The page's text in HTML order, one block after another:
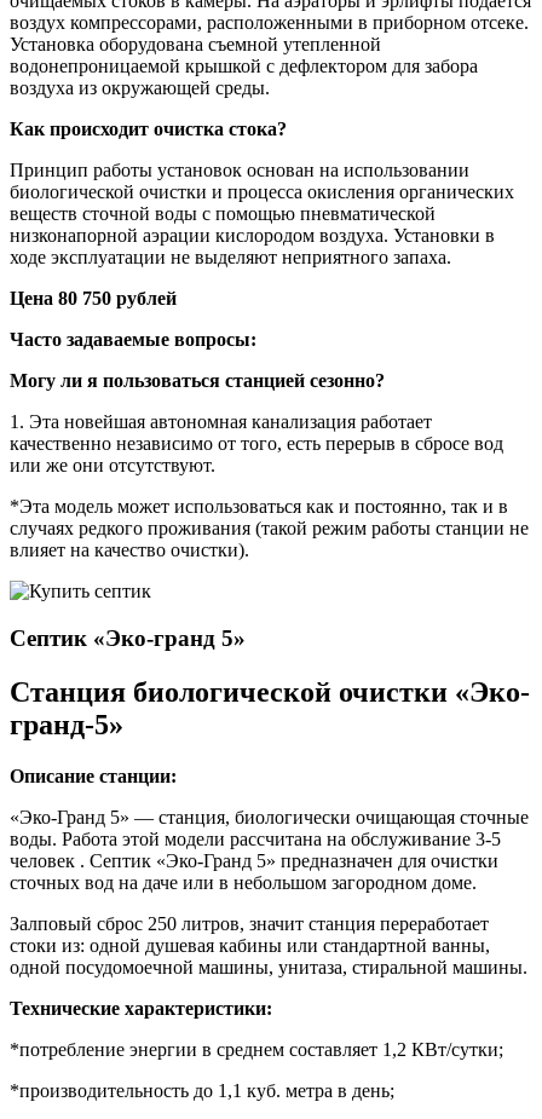
воздух компрессорами, расположенными в приборном отсеке.
Установка оборудована съемной утепленной
водонепроницаемой крышкой с дефлектором для забора
воздуха из окружающей среды.
Как происходит очистка стока?
Принцип работы установок основан на использовании
биологической очистки и процесса окисления органических
веществ сточной воды с помощью пневматической
низконапорной аэрации кислородом воздуха. Установки в
ходе эксплуатации не выделяют неприятного запаха.
Цена 80 750 рублей
Часто задаваемые вопросы:
Могу ли я пользоваться станцией сезонно?
1. Эта новейшая автономная канализация работает
качественно независимо от того, есть перерыв в сбросе вод
или же они отсутствуют.
*Эта модель может использоваться как и постоянно, так и в
случаях редкого проживания (такой режим работы станции не
влияет на качество очистки).
Септик «Эко-гранд 5»
Станция биологической очистки «Эко-
гранд-5»
Описание станции:
«Эко-Гранд 5» — станция, биологически очищающая сточные
воды. Работа этой модели рассчитана на обслуживание 3-5
человек . Септик «Эко-Гранд 5» предназначен для очистки
сточных вод на даче или в небольшом загородном доме.
Залповый сброс 250 литров, значит станция переработает
стоки из: одной душевая кабины или стандартной ванны,
одной посудомоечной машины, унитаза, стиральной машины.
Технические характеристики:
*потребление энергии в среднем составляет 1,2 КВт/сутки;
*производительность до 1,1 куб. метра в день;